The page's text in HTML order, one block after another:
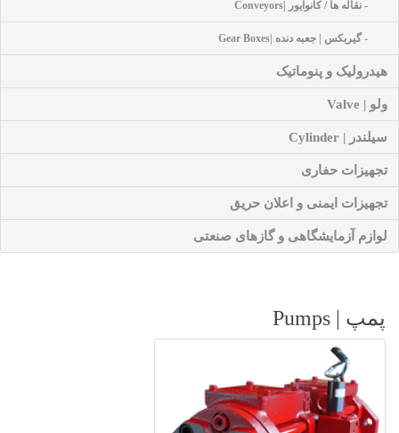
- نقاله ها / کانوایور |Conveyors
- گیربکس | جعبه دنده |Gear Boxes
هیدرولیک و پنوماتیک
ولو | Valve
سیلندر | Cylinder
تجهیزات حفاری
تجهیزات ایمنی و اعلان حریق
لوازم آزمایشگاهی و گازهای صنعتی
پمپ | Pumps